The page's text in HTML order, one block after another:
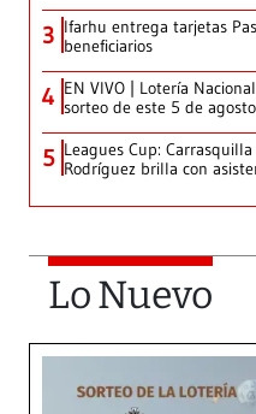
3 Ifarhu entrega tarjetas
beneficiarios
4 EN VIVO | Lotería
sorteo de este 5 de
5 Leagues Cup:
Rodríguez brilla con
Lo Nuevo